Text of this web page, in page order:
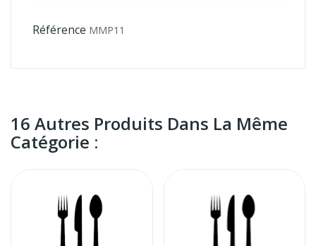
Référence MMP11
16 Autres Produits Dans La Même
Catégorie :